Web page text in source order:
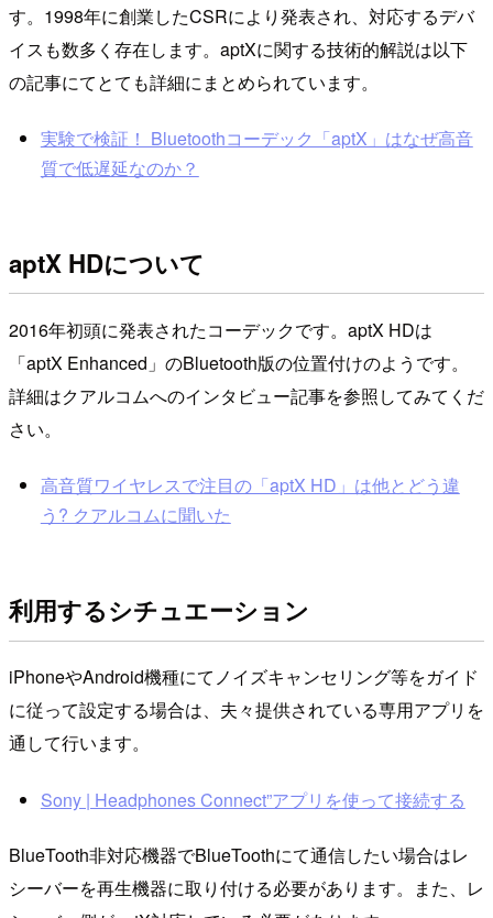
す。1998年に創業したCSRにより発表され、対応するデバ
イスも数多く存在します。aptXに関する技術的解説は以下
の記事にてとても詳細にまとめられています。
実験で検証！ Bluetoothコーデック「aptX」はなぜ高音
質で低遅延なのか？
aptX HDについて
2016年初頭に発表されたコーデックです。aptX HDは
「aptX Enhanced」のBluetooth版の位置付けのようです。
詳細はクアルコムへのインタビュー記事を参照してみてくだ
さい。
高音質ワイヤレスで注目の「aptX HD」は他とどう違
う? クアルコムに聞いた
利用するシチュエーション
iPhoneやAndroid機種にてノイズキャンセリング等をガイド
に従って設定する場合は、夫々提供されている専用アプリを
通して行います。
Sony | Headphones Connect”アプリを使って接続する
BlueTooth非対応機器でBlueToothにて通信したい場合はレ
シーバーを再生機器に取り付ける必要があります。また、レ